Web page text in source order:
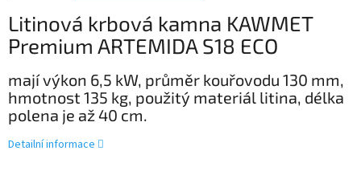
Litinová krbová kamna KAWMET
Premium ARTEMIDA S18 ECO
mají výkon 6,5 kW, průměr kouřovodu 130 mm,
hmotnost 135 kg, použitý materiál litina, délka
polena je až 40 cm.
Detailní informace